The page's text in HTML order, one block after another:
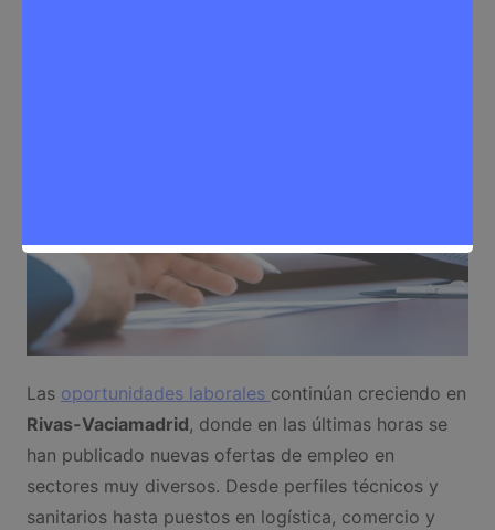
Las oportunidades laborales continúan creciendo en
Rivas-Vaciamadrid, donde en las últimas horas se
han publicado nuevas ofertas de empleo en
sectores muy diversos. Desde perfiles técnicos y
sanitarios hasta puestos en logística, comercio y